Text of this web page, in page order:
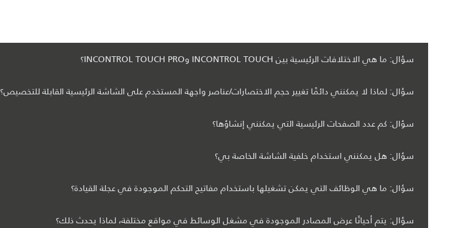
سؤال: ما هي الاختلافات الرئيسية بين INCONTROL TOUCH وINCONTROL TOUCH PRO؟
سؤال: لماذا لا يمكنني دائمًا تغيير حجم الاختصارات/عناصر واجهة المستخدم على الشاشة الرئيسية القابلة للتخصيص؟
سؤال: كم عدد الصفحات الرئيسية التي يمكنني إنشاؤها؟
سؤال: هل يمكنني استخدام خلفية الشاشة الخاصة بي؟
سؤال: ما هي الوظائف التي يمكن تشغيلها باستخدام مفاتيح التحكم الموجودة في عجلة القيادة؟
سؤال: يتم أحيانًا عرض المصادر الموجودة في مشغل الوسائط في مواقع مختلفة، لماذا يحدث ذلك؟